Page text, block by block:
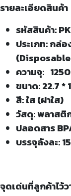
รายละเอียดสินค้า
รหัสสินค้า:
ประเภท: กล่
ความจุ:
ขนาด: 22.7 *
สี: ใส (ฝาใส)
วัสดุ: พลาสติ
ปลอดสาร
บรรจุลังละ:
จุดเด่นที่ลูกค้าไว้ว